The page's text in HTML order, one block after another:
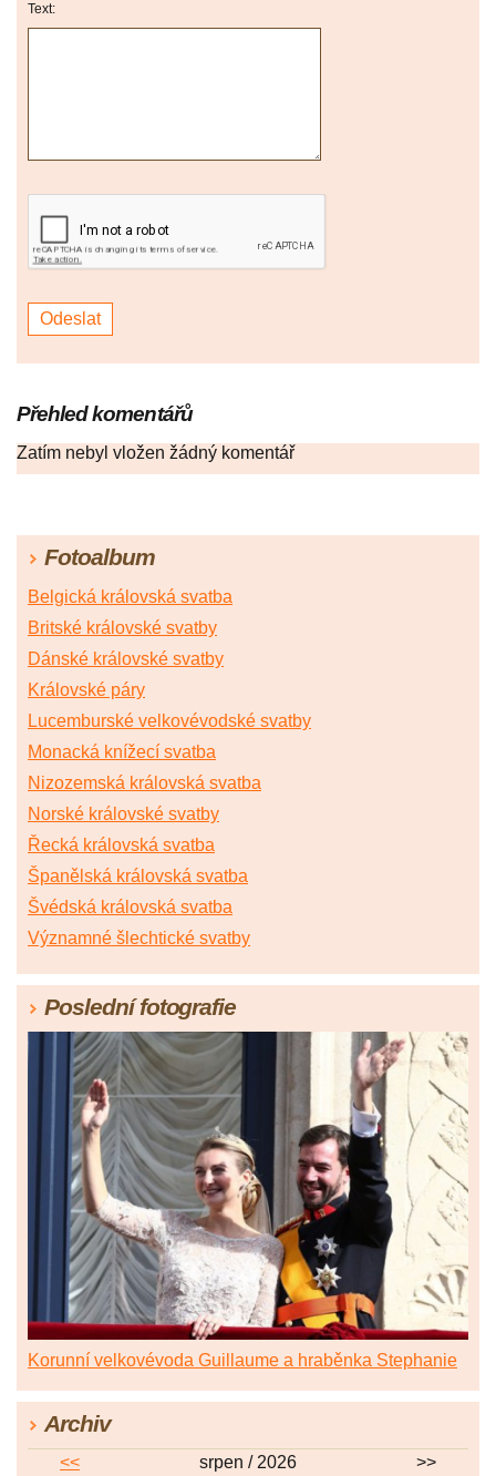
Text:
Přehled komentářů
Zatím nebyl vložen žádný komentář
Fotoalbum
Belgická královská svatba
Britské královské svatby
Dánské královské svatby
Královské páry
Lucemburské velkovévodské svatby
Monacká knížecí svatba
Nizozemská královská svatba
Norské královské svatby
Řecká královská svatba
Španělská královská svatba
Švédská královská svatba
Významné šlechtické svatby
Poslední fotografie
Korunní velkovévoda Guillaume a hraběnka Stephanie
Archiv
<< srpen / 2026 >>